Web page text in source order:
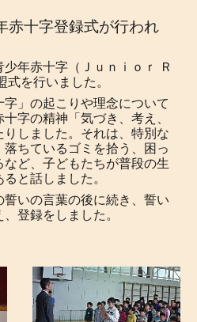
赤十字登録式が行われ
年赤十字（Ｊｕｎｉｏｒ Ｒ
を行いました。
」の起こりや理念について
字の精神「気づき、考え、
しました。それは、特別な
ちているゴミを拾う、困っ
ど、子どもたちが普段の生
と話しました。
いの言葉の後に続き、誓い
登録をしました。